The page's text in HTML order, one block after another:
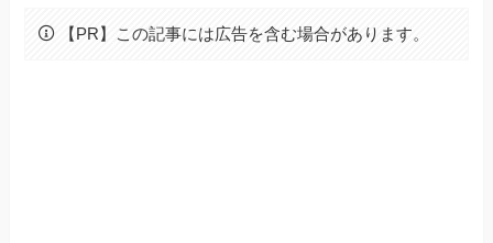
【PR】この記事には広告を含む場合があります。